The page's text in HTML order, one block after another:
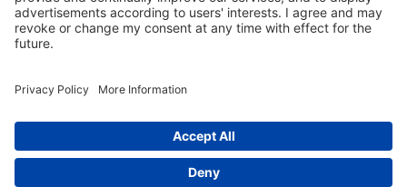
Conectează două rigle de zidărie
pentru a forma un unghi drept
despre noi|Protejarea datelor